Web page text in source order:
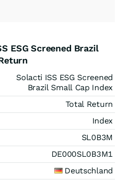
ESG Screened Brazil
Solacti ISS ESG Screened
Brazil Small Cap Index
Total Return
Index
SL0B3M
DE000SL0B3M1
Deutschland